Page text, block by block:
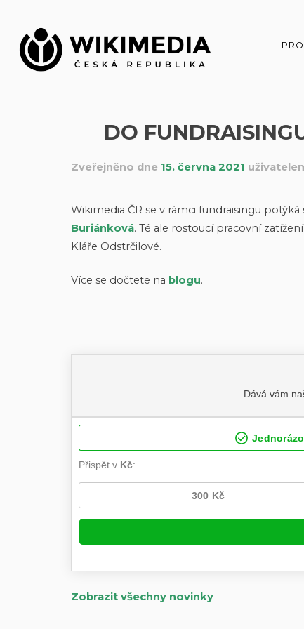
obsah
DO
Zveřejněno dne 15. června 2021
Wikimedia ČR se v rámci fundraisingu
Buriánková. Té ale rostoucí pracovní
Kláře Odstrčilové.
Více se dočtete na blogu.
Zobrazit všechny novinky